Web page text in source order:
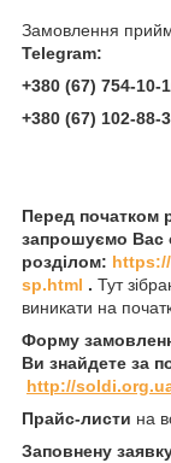
Замовлення
Telegram:
+380 (67) 754-10-
+380 (67) 102-88-
Перед початком
запрошуємо Вас
розділом:
sp.html . Тут
виникати на
Форму
Ви знайдете за
http://
Прайс-листи на
Заповнену